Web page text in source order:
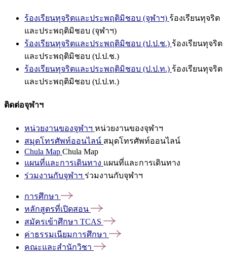
ร้องเรียนทุจริตและประพฤติมิชอบ (จุฬาฯ) ร้องเรียนทุจริต
และประพฤติมิชอบ (จุฬาฯ)
ร้องเรียนทุจริตและประพฤติมิชอบ (ป.ป.ช.) ร้องเรียนทุจริต
และประพฤติมิชอบ (ป.ป.ช.)
ร้องเรียนทุจริตและประพฤติมิชอบ (ป.ป.ท.) ร้องเรียนทุจริต
และประพฤติมิชอบ (ป.ป.ท.)
ติดต่อจุฬาฯ
หน่วยงานของจุฬาฯ หน่วยงานของจุฬาฯ
สมุดโทรศัพท์ออนไลน์ สมุดโทรศัพท์ออนไลน์
Chula Map Chula Map
แผนที่และการเดินทาง แผนที่และการเดินทาง
ร่วมงานกับจุฬาฯ ร่วมงานกับจุฬาฯ
การศึกษา
หลักสูตรที่เปิดสอน
สมัครเข้าศึกษา TCAS
ค่าธรรมเนียมการศึกษา
คณะและสำนักวิชา